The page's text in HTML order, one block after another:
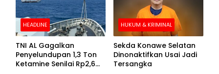
HEADLINE
TNI AL Gagalkan
Penyelundupan 1,3 Ton
Ketamine Senilai Rp2,6
HUKUM & KRIMINAL
Sekda Konawe Selatan
Dinonaktifkan Usai Jadi
Tersangka